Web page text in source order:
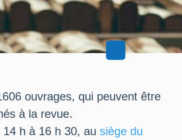
ouvrages, qui peuvent être
à la revue.
h à 16 h 30, au siège du